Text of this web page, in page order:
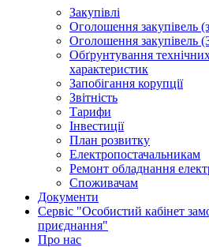
Закупівлі
Оголошення закупівель
Оголошення закупівель
Обґрунтування
характеристик
Запобігання корупції
Звітність
Тарифи
Інвестиції
План розвитку
Електропостачальникам
Ремонт обладнання
Споживачам
Документи
Сервіс "Особистий кабінет
приєднання"
Про нас